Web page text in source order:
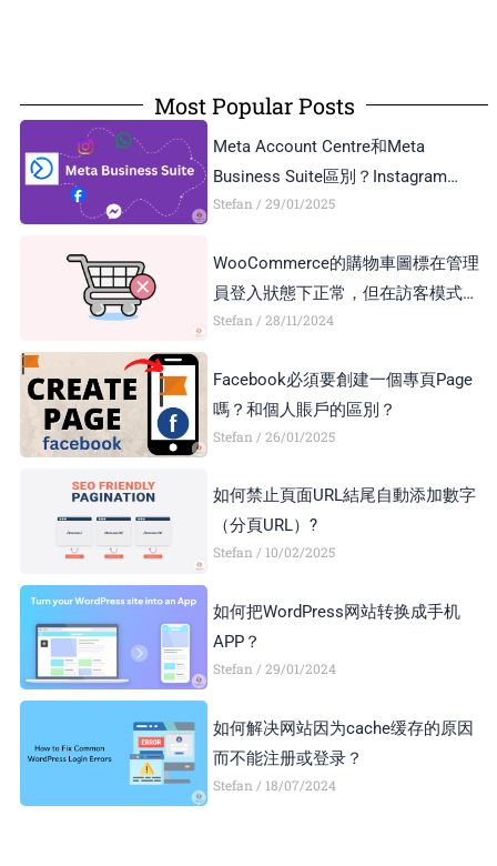
Most Popular Posts
Meta Account Centre和Meta
Business Suite區別？Instagram
Business Account和Creator Account
Stefan 29/01/2025
WooCommerce的購物車圖標在管理
員登入狀態下正常，但在訪客模式下
顯示異常，如何解決？
Stefan 28/11/2024
Facebook必須要創建一個專頁Page
嗎？和個人賬戶的區別？
Stefan 26/01/2025
如何禁止頁面URL結尾自動添加數字
（分頁URL）?
Stefan 10/02/2025
如何把WordPress网站转换成手机
APP？
Stefan 29/01/2024
如何解决网站因为cache缓存的原因
而不能注册或登录？
Stefan 18/07/2024